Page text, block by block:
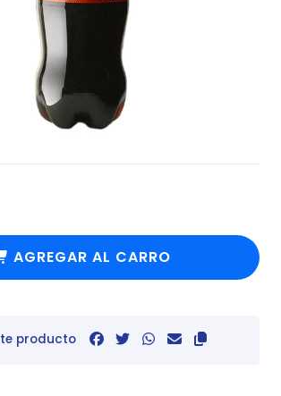
AGREGAR AL CARRO
producto